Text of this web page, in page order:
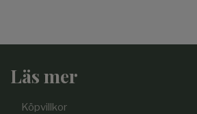
Läs mer
Köpvillkor